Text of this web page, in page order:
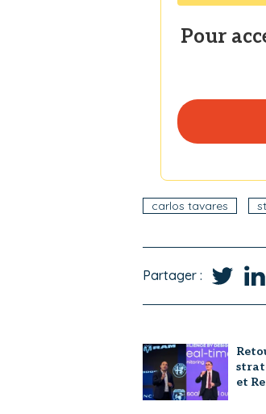
Pour
carlos tavares
Partager :
et